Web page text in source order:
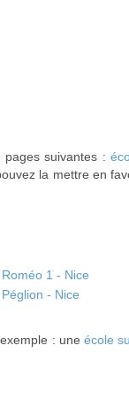
pages suivantes :
la mettre en
1 - Nice
- Nice
: une école